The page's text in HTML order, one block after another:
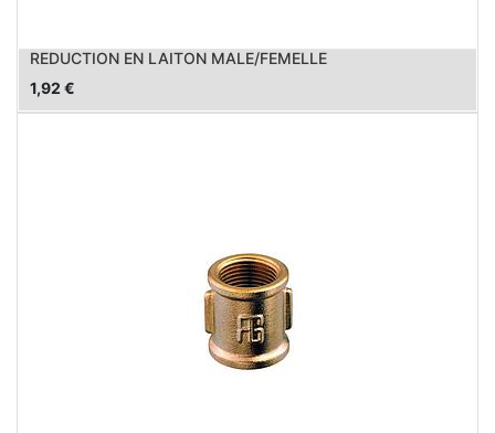
REDUCTION EN LAITON MALE/FEMELLE
1,92 €